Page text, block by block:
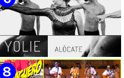
🟡 Susel Gómez (La China) ||
¨Oye Mi Leloley¨ || Director:
Onelio Jesús Larralde González
|| Música popular bailable